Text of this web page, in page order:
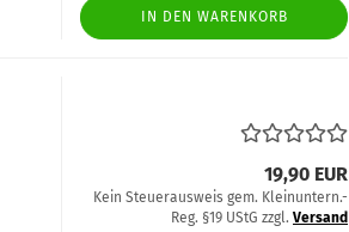
IN DEN WARENKORB
19,90 EUR
Kein Steuerausweis gem. Kleinuntern.-
Reg. §19 UStG zzgl. Versand